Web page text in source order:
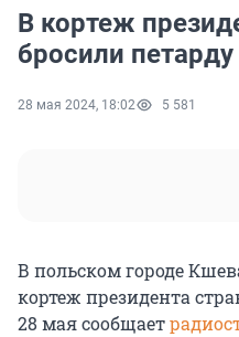
В кортеж
бросили петарду
28 мая 2024, 18:02 5 581
В польском городе
кортеж президента
28 мая сообщает